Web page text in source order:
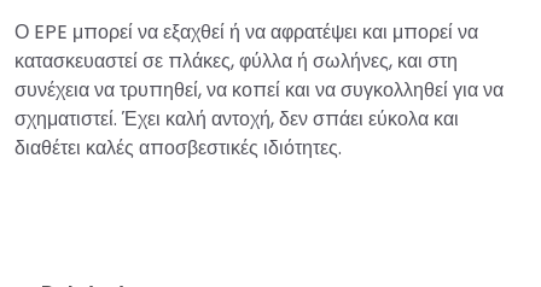
Ο EPE μπορεί να εξαχθεί ή να αφρατέψει και μπορεί να
κατασκευαστεί σε πλάκες, φύλλα ή σωλήνες, και στη
συνέχεια να τρυπηθεί, να κοπεί και να συγκολληθεί για να
σχηματιστεί. Έχει καλή αντοχή, δεν σπάει εύκολα και
διαθέτει καλές αποσβεστικές ιδιότητες.